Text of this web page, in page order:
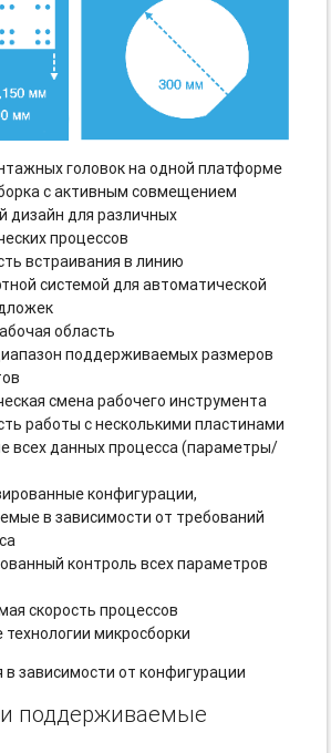
головок на одной платформе
с активным совмещением
дизайн для различных
процессов
встраивания в линию
системой для автоматической
область
поддерживаемых размеров
смена рабочего инструмента
работы с несколькими пластинами
всех данных процесса (параметры/
конфигурации,
в зависимости от требований
контроль всех параметров
скорость процессов
микросборки
в зависимости от конфигурации
поддерживаемые